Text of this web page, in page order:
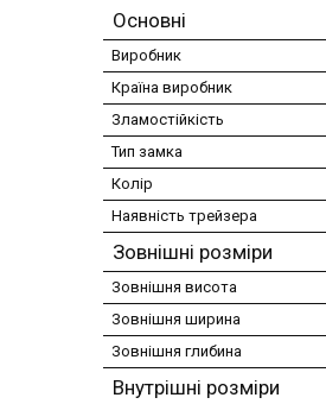
Основні
Виробник
Країна виробник
Зламостійкість
Тип замка
Колір
Наявність трейзера
Зовнішні розміри
Зовнішня висота
Зовнішня ширина
Зовнішня глибина
Внутрішні розміри